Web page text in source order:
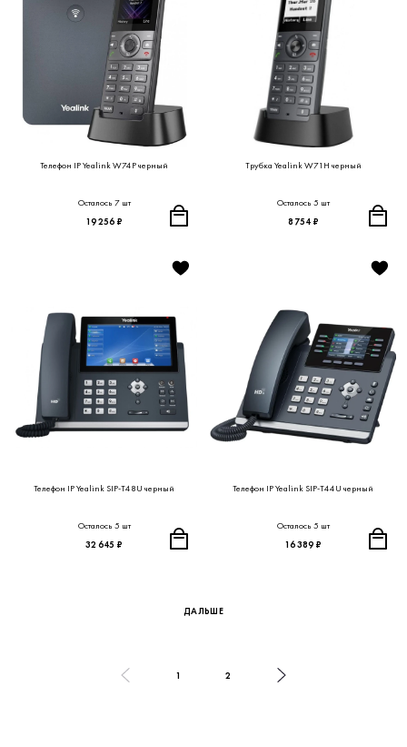
Телефон IP Yealink W74P черный
Осталось 7 шт
19 256 ₽
Трубка Yealink W71H черный
Осталось 5 шт
8 754 ₽
Телефон IP Yealink SIP-T48U черный
Осталось 5 шт
32 645 ₽
Телефон IP Yealink SIP-T44U черный
Осталось 5 шт
16 389 ₽
ДАЛЬШЕ
1 2